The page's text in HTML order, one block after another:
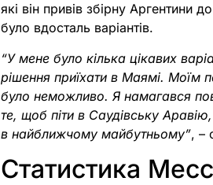
які він привів збірну Аргентини
було вдосталь варіантів.
“У мене було кілька цікавих
рішення приїхати в Маямі. Моїм
було неможливо. Я намагався
те, щоб піти в Саудівську
в найближчому майбутньому”, –
Статистика